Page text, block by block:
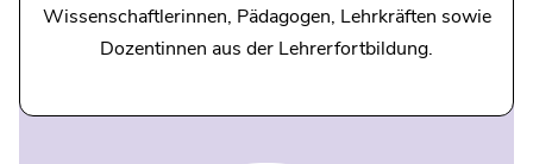
Wissenschaftlerinnen, Pädagogen, Lehrkräften sowie
Dozentinnen aus der Lehrerfortbildung.